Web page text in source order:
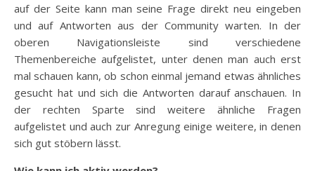
auf der Seite kann man seine Frage direkt neu eingeben
und auf Antworten aus der Community warten. In der
oberen Navigationsleiste sind verschiedene
Themenbereiche aufgelistet, unter denen man auch erst
mal schauen kann, ob schon einmal jemand etwas ähnliches
gesucht hat und sich die Antworten darauf anschauen. In
der rechten Sparte sind weitere ähnliche Fragen
aufgelistet und auch zur Anregung einige weitere, in denen
sich gut stöbern lässt.